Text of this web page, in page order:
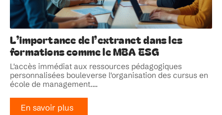
L’importance de l’extranet dans les
formations comme le MBA ESG
L'accès immédiat aux ressources pédagogiques
personnalisées bouleverse l'organisation des cursus en
école de management.…
En savoir plus